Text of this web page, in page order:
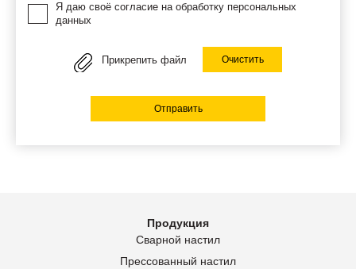
Я даю своё согласие на обработку персональных
данных
Прикрепить файл Очистить
Отправить
Продукция
Сварной настил
Прессованный настил